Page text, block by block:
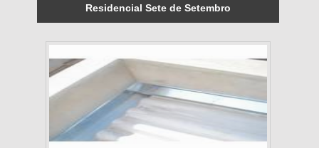
Residencial Sete de Setembro